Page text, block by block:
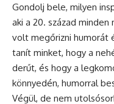
Gondolj bele, milyen
aki a 20. század
volt megőrizni humorát
tanít minket, hogy a
derűt, és hogy a
könnyedén, humorral
Végül, de nem